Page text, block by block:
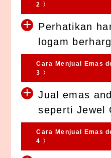
2 〉
Perhatikan
logam
Cara Menjual Emas
3 〉
Jual emas
seperti Jewel
Cara Menjual Emas
4 〉